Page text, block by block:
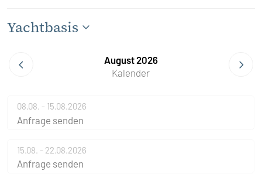
Yachtbasis
August 2026
Kalender
08.08. - 15.08.2026
Anfrage senden
15.08. - 22.08.2026
Anfrage senden